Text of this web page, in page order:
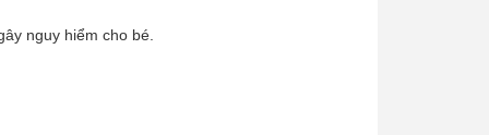
nguy hiểm cho bé.